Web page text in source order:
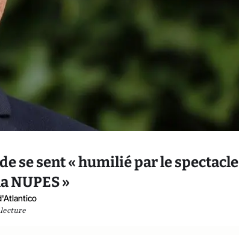
se sent « humilié par le spectacle
NUPES »